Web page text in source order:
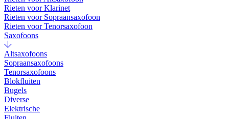
Rieten voor Klarinet
Rieten voor Sopraansaxofoon
Rieten voor Tenorsaxofoon
Saxofoons
Altsaxofoons
Sopraansaxofoons
Tenorsaxofoons
Blokfluiten
Bugels
Diverse
Elektrische